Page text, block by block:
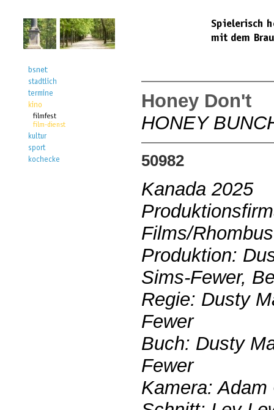
Honey Don't
HONEY
50982
Kanada 2025
Films/
Produktion:
Sims-Fewer,
Regie: Dusty
Fewer
Buch: Dusty
Fewer
Kamera: Adam